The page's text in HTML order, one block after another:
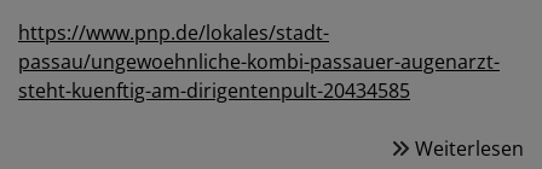
https://www.pnp.de/lokales/stadt-
passau/ungewoehnliche-kombi-passauer-augenarzt-
steht-kuenftig-am-dirigentenpult-20434585
Weiterlesen